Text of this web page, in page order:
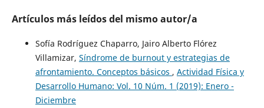
Artículos más leídos del mismo autor/a
Sofía Rodríguez Chaparro, Jairo Alberto Flórez
Villamizar, Síndrome de burnout y estrategias de
afrontamiento. Conceptos básicos , Actividad Física y
Desarrollo Humano: Vol. 10 Núm. 1 (2019): Enero -
Diciembre